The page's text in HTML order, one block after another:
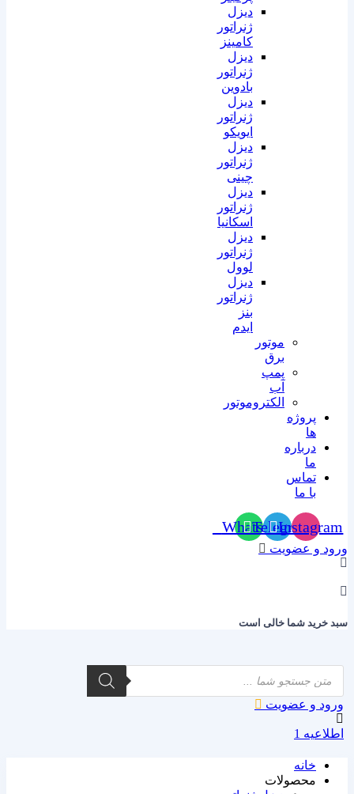
دیزل
ژنراتور
کامینز
دیزل
ژنراتور
بادوین
دیزل
ژنراتور
ایویکو
دیزل
ژنراتور
چینی
دیزل
ژنراتور
اسکانیا
دیزل
ژنراتور
لوول
دیزل
ژنراتور
بنز
ایدم
موتور
برق
پمپ
آب
الکتروموتور
پروژه
ها
درباره
ما
تماس
با ما
Instagram
Telegram
Whatsapp
ورود و عضویت
سبد خرید شما خالی است
Products
search
ورود و عضویت
اطلاعیه 1
خانه
محصولات